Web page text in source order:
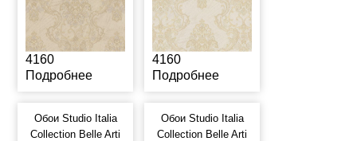
4160
Подробнее
4160
Подробнее
Обои Studio Italia
Collection Belle Arti
Обои Studio Italia
Collection Belle Arti